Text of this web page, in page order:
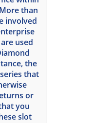
than
involved
used
the
that
or
you
slot